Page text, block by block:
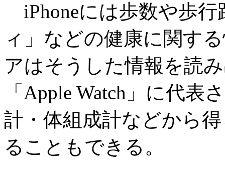
iPhoneには歩数や歩
ィ」などの健康に関す
アはそうした情報を読
「Apple Watch」に代
計・体組成計などから
ることもできる。